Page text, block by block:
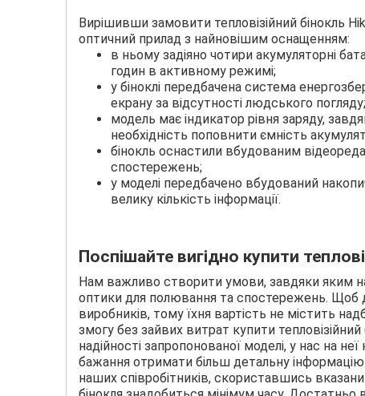
Вирішивши замовити тепловізійний бінокль
оптичний прилад з найновішим оснащенням:
в ньому задіяно чотири акумуляторні
годин в активному режимі;
у біноклі передбачена система
екрану за відсутності людського погляду;
модель має індикатор рівня заряду,
необхідність поповнити ємність
бінокль оснастили вбудованим
спостережень;
у моделі передбачено вбудований
велику кількість інформації.
Поспішайте вигідно купити
Нам важливо створити умови, завдяки яким
оптики для полювання та спостережень. Щоб
виробників, тому їхня вартість не містить
змогу без зайвих витрат купити
надійності запропонованої моделі, у нас на
бажання отримати більш детальну
наших співробітників, скориставшись